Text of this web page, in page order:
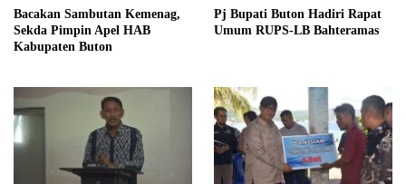
Bacakan Sambutan Kemenag,
Sekda Pimpin Apel HAB
Kabupaten Buton
Pj Bupati Buton Hadiri Rapat
Umum RUPS-LB Bahteramas